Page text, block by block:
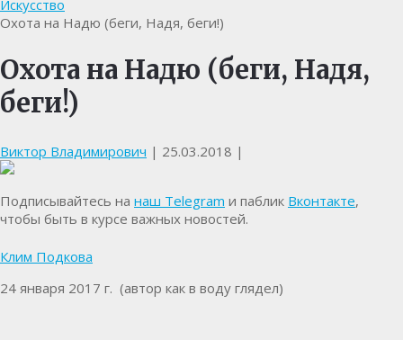
Искусство
Охота на Надю (беги, Надя, беги!)
Охота на Надю (беги, Надя,
беги!)
Виктор Владимирович | 25.03.2018 |
Подписывайтесь на наш Telegram и паблик Вконтакте,
чтобы быть в курсе важных новостей.
Клим Подкова
24 января 2017 г. (автор как в воду глядел)